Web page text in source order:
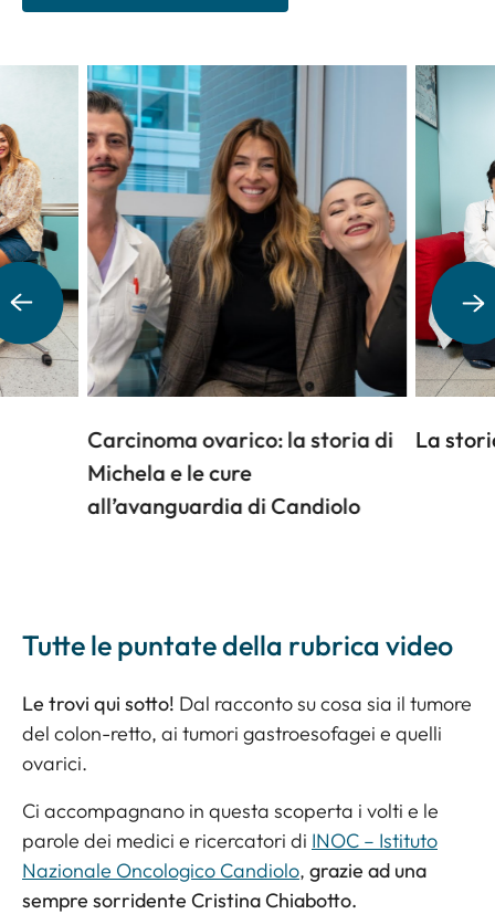
Carcinoma ovarico: la storia di
Michela e le cure
all’avanguardia di Candiolo
La
Tutte le puntate della rubrica video
Le trovi qui sotto! Dal racconto su cosa sia il tumore
del colon-retto, ai tumori gastroesofagei e quelli
ovarici.
Ci accompagnano in questa scoperta i volti e le
parole dei medici e ricercatori di INOC – Istituto
Nazionale Oncologico Candiolo, grazie ad una
sempre sorridente Cristina Chiabotto.